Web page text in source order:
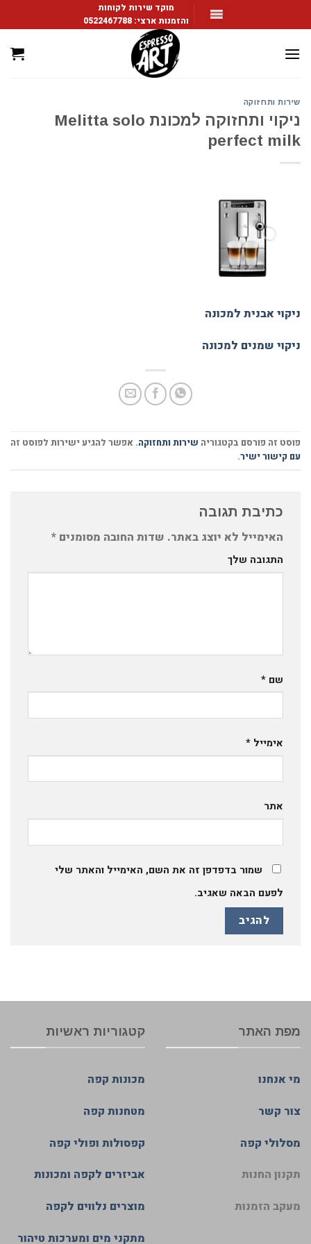
to
מוקד שירות לקוחות
והזמנות ארצי:0522467788
שירות ותחזוקה
ניקוי ותחזוקה למכונת Melitta solo
perfect milk
ניקוי אבנית למכונה
ניקוי שמנים למכונה
פוסט זה פורסם בקטגוריה שירות ותחזוקה. אפשר להגיע ישירות לפוסט זה
עם קישור ישיר.
כתיבת תגובה
האימייל לא יוצג באתר. שדות החובה מסומנים *
התגובה שלך
שם *
אימייל *
אתר
שמור בדפדפן זה את השם, האימייל והאתר שלי
לפעם הבאה שאגיב.
מפת האתר
מי אנחנו
צור קשר
מסלולי קפה
תקנון החנות
מעקב הזמנות
קטגוריות ראשיות
מכונות קפה
מטחנות קפה
קפסולות ופולי קפה
אביזרים לקפה ומכונות
מוצרים נלווים לקפה
מתקני מים ומערכות טיהור